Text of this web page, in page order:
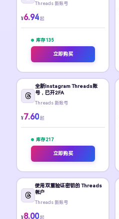
Threads 新账号
¥6.94 起
库存 135
立即购买
全新Instagram Threads账
号，已开2FA
Threads 新账号
¥7.60 起
库存 217
立即购买
使用双重验证密钥的 Threads
帐户
Threads 新账号
¥8.00 起